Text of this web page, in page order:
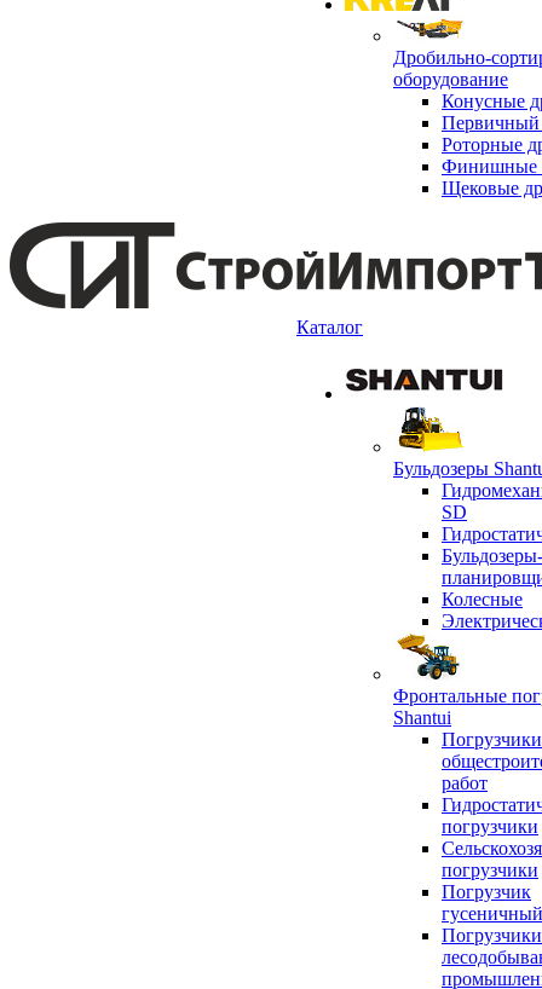
Дробильно-
оборудование
Конусные
Первичный
Роторные
Финишные
Щековые
Каталог
Бульдозеры
SD
Бульдозеры-
Колесные
Фронтальные
Shantui
работ
погрузчики
погрузчики
Погрузчик
гусеничный